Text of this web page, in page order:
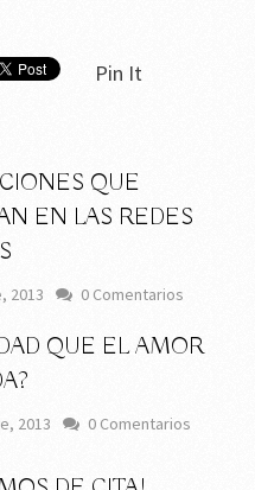
Pin It
QUE
EN LAS REDES
2013 0 Comentarios
QUE EL AMOR
2013 0 Comentarios